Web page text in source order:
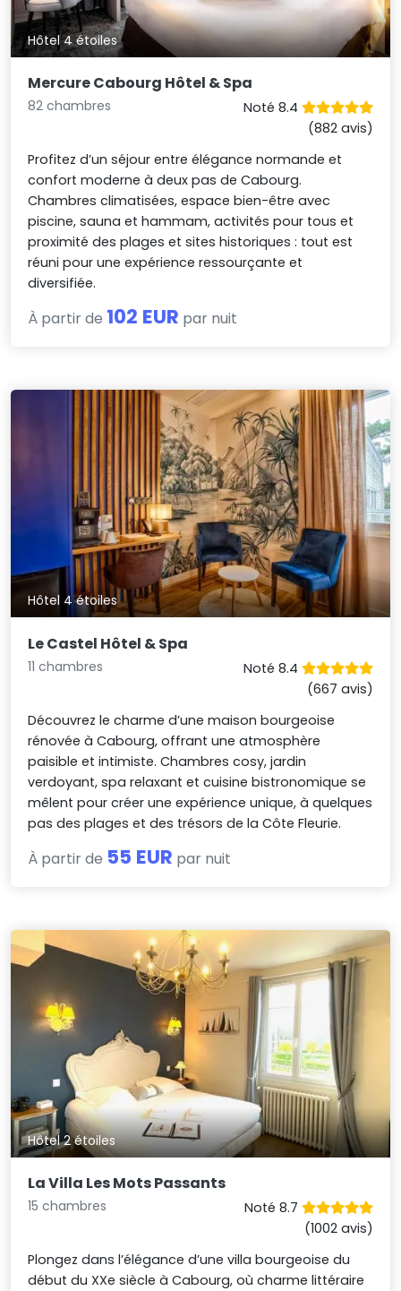
Hôtel 4 étoiles
Mercure Cabourg Hôtel & Spa
82 chambres
Noté 8.4
(882 avis)
Profitez d’un séjour entre élégance normande et
confort moderne à deux pas de Cabourg.
Chambres climatisées, espace bien-être avec
piscine, sauna et hammam, activités pour tous et
proximité des plages et sites historiques : tout est
réuni pour une expérience ressourçante et
diversifiée.
À partir de 102 EUR par nuit
Hôtel 4 étoiles
Le Castel Hôtel & Spa
11 chambres
Noté 8.4
(667 avis)
Découvrez le charme d’une maison bourgeoise
rénovée à Cabourg, offrant une atmosphère
paisible et intimiste. Chambres cosy, jardin
verdoyant, spa relaxant et cuisine bistronomique se
mêlent pour créer une expérience unique, à quelques
pas des plages et des trésors de la Côte Fleurie.
À partir de 55 EUR par nuit
Hôtel 2 étoiles
La Villa Les Mots Passants
15 chambres
Noté 8.7
(1002 avis)
Plongez dans l’élégance d’une villa bourgeoise du
début du XXe siècle à Cabourg, où charme littéraire